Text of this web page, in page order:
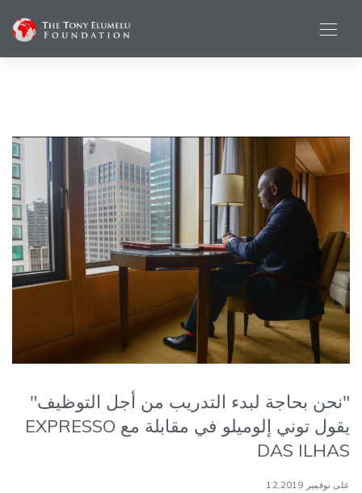
"نحن بحاجة لبدء التدريب من أجل التوظيف"
يقول توني إلوميلو في مقابلة مع EXPRESSO
DAS ILHAS
على نوفمبر 12,2019